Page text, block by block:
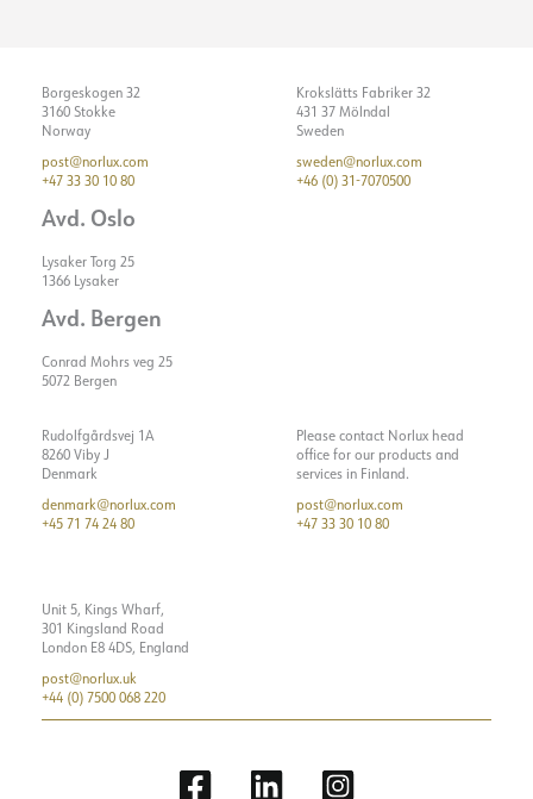
Borgeskogen 32
3160 Stokke
Norway
post@norlux.com
+47 33 30 10 80
Avd. Oslo
Lysaker Torg 25
1366 Lysaker
Avd. Bergen
Conrad Mohrs veg 25
5072 Bergen
Krokslätts Fabriker 32
431 37 Mölndal
Sweden
sweden@norlux.com
+46 (0) 31-7070500
Rudolfgårdsvej 1A
8260 Viby J
Denmark
denmark@norlux.com
+45 71 74 24 80
Please contact Norlux head
office for our products and
services in Finland.
post@norlux.com
+47 33 30 10 80
Unit 5, Kings Wharf,
301 Kingsland Road
London E8 4DS, England
post@norlux.uk
+44 (0) 7500 068 220